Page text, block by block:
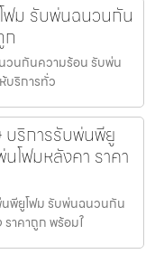
ฟม รับพ่นฉนวนกัน
วนกันความร้อน รับพ่น
บริการทั่ว
บริการรับพ่นพียู
โฟมหลังคา ราคา
พียูโฟม รับพ่นฉนวนกัน
าคาถูก พร้อมใ